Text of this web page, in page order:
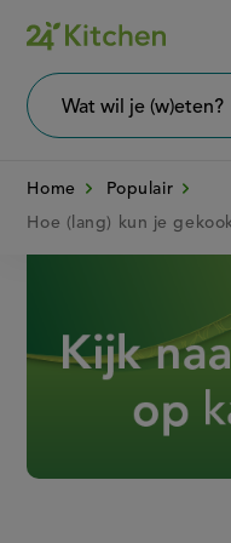
Overslaan
en
naar
wil
Home
Populair
Hoe (lang) kun je